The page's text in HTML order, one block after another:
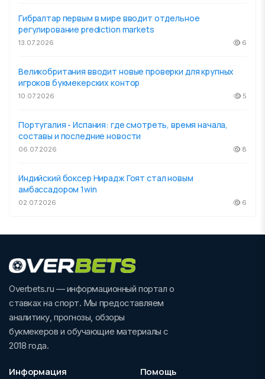
Гибралтар первым в мире вводит отдельное
регулирование prediction markets
13.07.2026 6
Великобритания вводит новые проверки для крупных
игроков букмекерских контор
10.07.2026 5
Португалия - Испания: где смотреть, время начала,
составы и последние новости
06.07.2026 8
Индийский боксер Нирадж Гоят стал новым
амбассадором 1win
02.07.2026 6
Overbets.ru — информационный портал о
ставках на спорт. Мы предоставляем
аналитику, прогнозы, обзоры
букмекеров и обучающие материалы с
2018 года.
Информация Помощь